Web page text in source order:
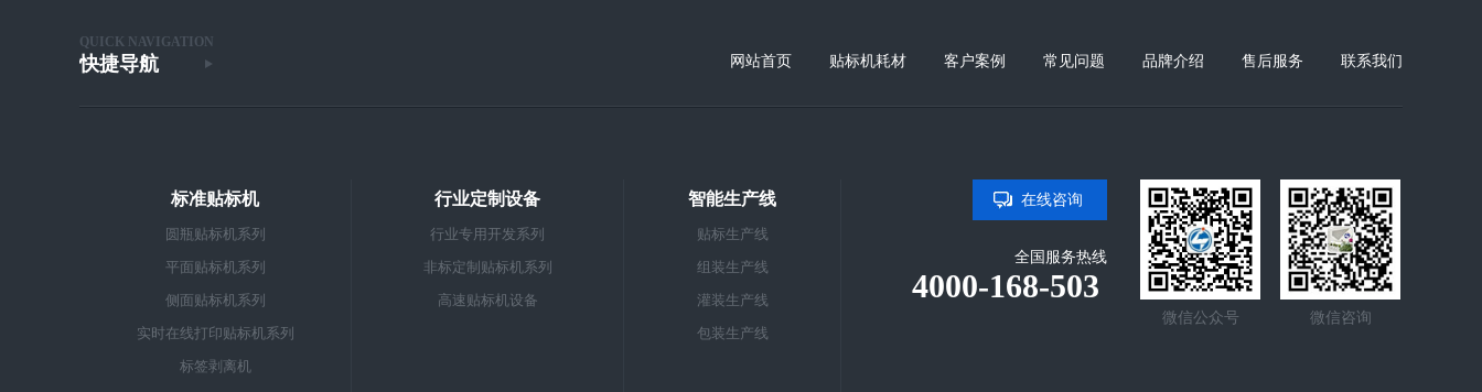
QUICK NAVIGATION
快捷导航 网站首页 贴标机耗材 客户案例 常见问题 品牌介绍 售后服务 联系我们
标准贴标机
圆瓶贴标机系列
平面贴标机系列
侧面贴标机系列
实时在线打印贴标机系列
标签剥离机
行业定制设备
行业专用开发系列
非标定制贴标机系列
高速贴标机设备
智能生产线
贴标生产线
组装生产线
灌装生产线
包装生产线
在线咨询
全国服务热线
4000-168-503
微信公众号 微信咨询